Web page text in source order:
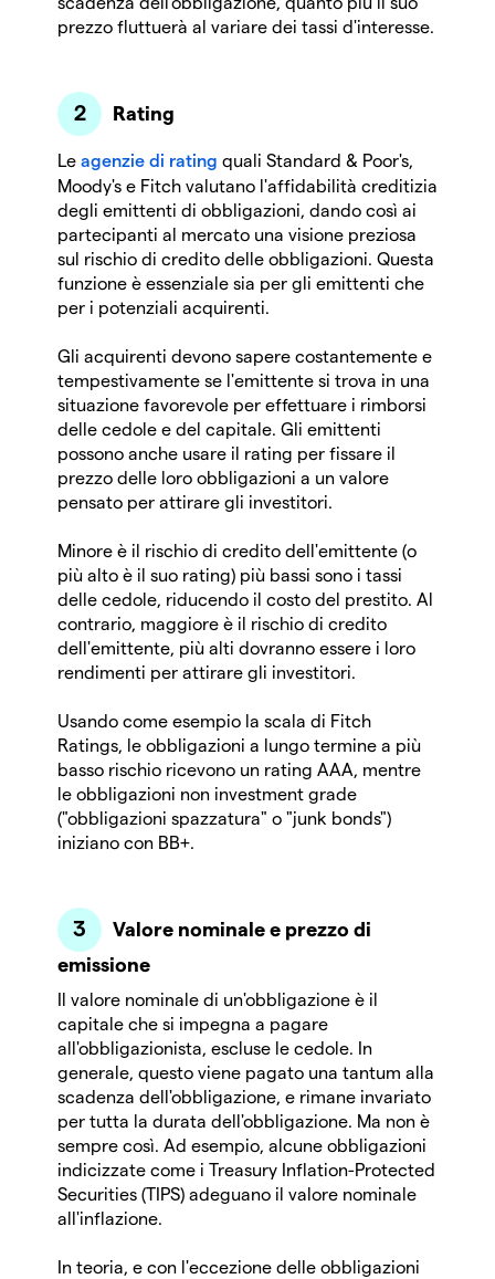
prezzo fluttuerà al variare dei tassi d'interesse.
Rating
Le agenzie di rating quali Standard & Poor's,
Moody's e Fitch valutano l'affidabilità creditizia
degli emittenti di obbligazioni, dando così ai
partecipanti al mercato una visione preziosa
sul rischio di credito delle obbligazioni. Questa
funzione è essenziale sia per gli emittenti che
per i potenziali acquirenti.
Gli acquirenti devono sapere costantemente e
tempestivamente se l'emittente si trova in una
situazione favorevole per effettuare i rimborsi
delle cedole e del capitale. Gli emittenti
possono anche usare il rating per fissare il
prezzo delle loro obbligazioni a un valore
pensato per attirare gli investitori.
Minore è il rischio di credito dell'emittente (o
più alto è il suo rating) più bassi sono i tassi
delle cedole, riducendo il costo del prestito. Al
contrario, maggiore è il rischio di credito
dell'emittente, più alti dovranno essere i loro
rendimenti per attirare gli investitori.
Usando come esempio la scala di Fitch
Ratings, le obbligazioni a lungo termine a più
basso rischio ricevono un rating AAA, mentre
le obbligazioni non investment grade
("obbligazioni spazzatura" o "junk bonds")
iniziano con BB+.
Valore nominale e prezzo di
emissione
Il valore nominale di un'obbligazione è il
capitale che si impegna a pagare
all'obbligazionista, escluse le cedole. In
generale, questo viene pagato una tantum alla
scadenza dell'obbligazione, e rimane invariato
per tutta la durata dell'obbligazione. Ma non è
sempre così. Ad esempio, alcune obbligazioni
indicizzate come i Treasury Inflation-Protected
Securities (TIPS) adeguano il valore nominale
all'inflazione.
In teoria, e con l'eccezione delle obbligazioni